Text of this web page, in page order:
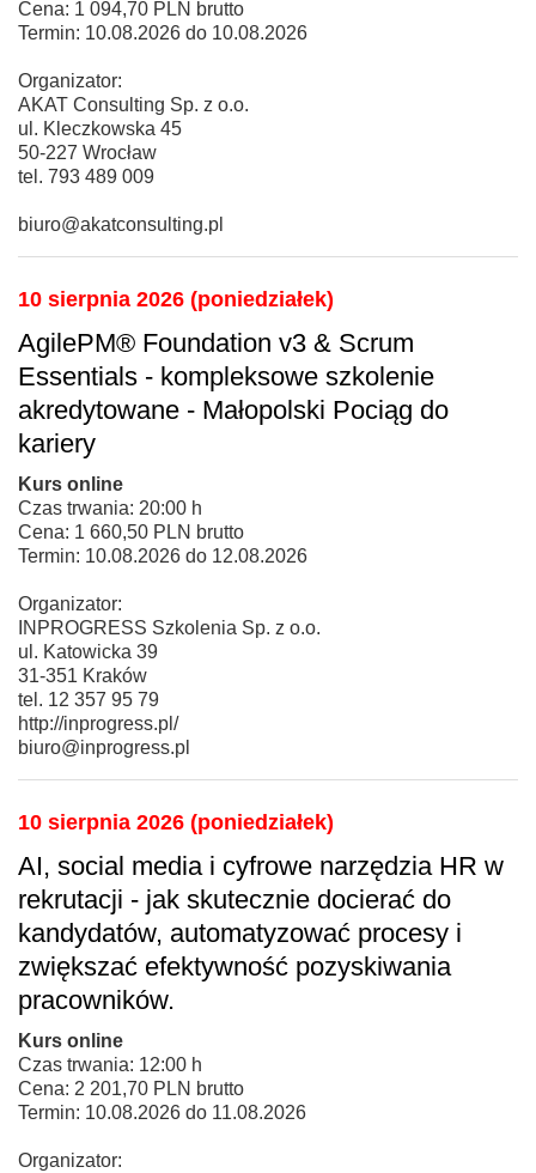
Cena: 1 094,70 PLN brutto
Termin: 10.08.2026 do 10.08.2026
Organizator:
AKAT Consulting Sp. z o.o.
ul. Kleczkowska 45
50-227 Wrocław
tel. 793 489 009
biuro@akatconsulting.pl
10 sierpnia 2026 (poniedziałek)
AgilePM® Foundation v3 & Scrum
Essentials - kompleksowe szkolenie
akredytowane - Małopolski Pociąg do
kariery
Kurs online
Czas trwania: 20:00 h
Cena: 1 660,50 PLN brutto
Termin: 10.08.2026 do 12.08.2026
Organizator:
INPROGRESS Szkolenia Sp. z o.o.
ul. Katowicka 39
31-351 Kraków
tel. 12 357 95 79
http://inprogress.pl/
biuro@inprogress.pl
10 sierpnia 2026 (poniedziałek)
AI, social media i cyfrowe narzędzia HR w
rekrutacji - jak skutecznie docierać do
kandydatów, automatyzować procesy i
zwiększać efektywność pozyskiwania
pracowników.
Kurs online
Czas trwania: 12:00 h
Cena: 2 201,70 PLN brutto
Termin: 10.08.2026 do 11.08.2026
Organizator: